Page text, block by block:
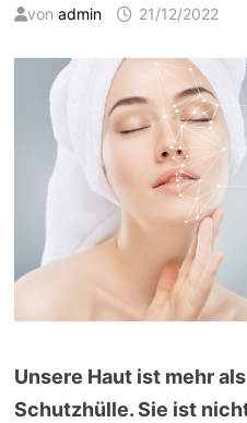
von admin 21/12/2022
Unsere Haut ist mehr
Schutzhülle. Sie ist